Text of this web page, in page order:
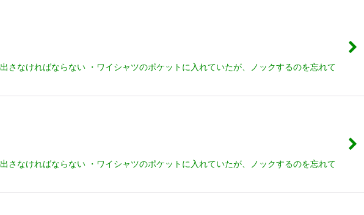
なければならない ・ワイシャツのポケットに入れていたが、ノックするのを忘れて
なければならない ・ワイシャツのポケットに入れていたが、ノックするのを忘れて